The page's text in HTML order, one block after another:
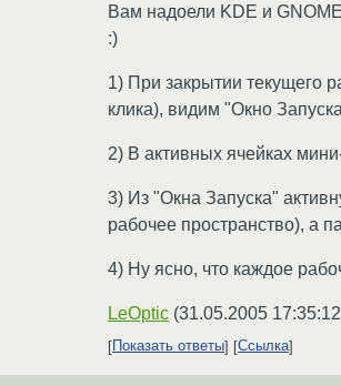
Вам надоели KDE и
:)
1) При закрытии текущего
клика), видим "Окно
2) В активных ячейках
3) Из "Окна Запуска"
рабочее пространство), а
4) Ну ясно, что каждое
LeOptic (31.05.2005
Показать ответы Ссылка